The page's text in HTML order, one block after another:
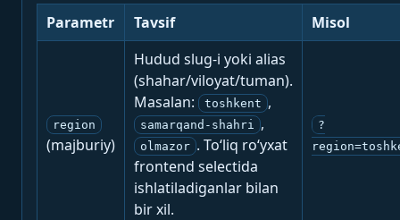
Parametr Tavsif Misol
region
(majburiy)
Hudud slug-i yoki alias
(shahar/viloyat/tuman).
Masalan:
toshkent ,
samarqand-shahri ,
olmazor . To‘liq ro‘yxat
frontend selectida
ishlatiladiganlar bilan
bir xil.
?